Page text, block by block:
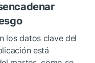
los datos clave del
está